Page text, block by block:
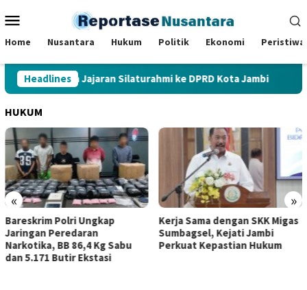
ke
Mobile
Home Nusantara Hukum Politik Ekonomi Peristiwa
Headlinesdan Jajaran Silaturahmi ke DPRD Kota Jambi
HUKUM
« »
Bareskrim Polri Ungkap
Jaringan Peredaran
Narkotika, BB 86,4 Kg Sabu
dan 5.171 Butir Ekstasi
Kerja Sama dengan SKK Migas
Sumbagsel, Kejati Jambi
Perkuat Kepastian Hukum